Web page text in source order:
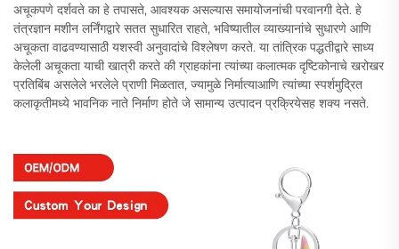
अचूकपणे दर्शवते का हे तपासते, आवश्यक असल्यास समायोजनांची परवानगी देते. हे
तंत्रज्ञान मशीन लर्निंगद्वारे सतत सुधारित राहते, भविष्यातील व्याख्यानांचे सुधारणे आणि
अचूकता वाढवण्यासाठी यशस्वी अनुवादांचे विश्लेषण करते. या तांत्रिक पद्धतीद्वारे साध्य
केलेली अचूकता याची खात्री करते की ग्राहकांना त्यांच्या कलात्मक दृष्टिकोनाचे खरोखर
प्रतिबिंब असलेले भरलेले प्राणी मिळतात, ज्यामुळे निर्मात्याआणि त्यांच्या स्पर्शमुद्रित
कलाकृतीमध्ये भावनिक नाते निर्माण होते जे सामान्य उत्पादन प्रक्रियेसह शक्य नसते.